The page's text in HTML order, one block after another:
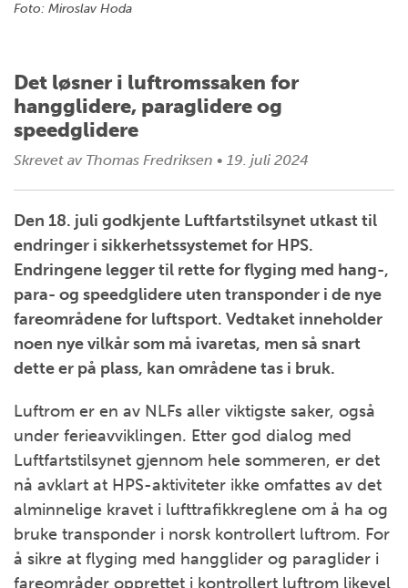
Foto: Miroslav Hoda
Det løsner i luftromssaken for
hangglidere, paraglidere og
speedglidere
Skrevet av Thomas Fredriksen • 19. juli 2024
Den 18. juli godkjente Luftfartstilsynet utkast til
endringer i sikkerhetssystemet for HPS.
Endringene legger til rette for flyging med hang-,
para- og speedglidere uten transponder i de nye
fareområdene for luftsport. Vedtaket inneholder
noen nye vilkår som må ivaretas, men så snart
dette er på plass, kan områdene tas i bruk.
Luftrom er en av NLFs aller viktigste saker, også
under ferieavviklingen. Etter god dialog med
Luftfartstilsynet gjennom hele sommeren, er det
nå avklart at HPS-aktiviteter ikke omfattes av det
alminnelige kravet i lufttrafikkreglene om å ha og
bruke transponder i norsk kontrollert luftrom. For
å sikre at flyging med hangglider og paraglider i
fareområder opprettet i kontrollert luftrom likevel